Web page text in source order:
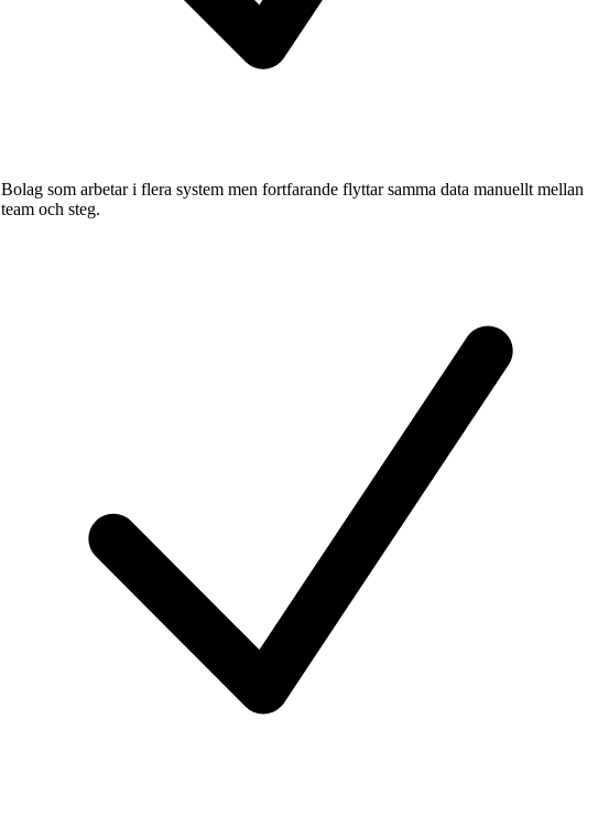
Bolag som arbetar i flera system men fortfarande flyttar samma data manuellt mellan
team och steg.